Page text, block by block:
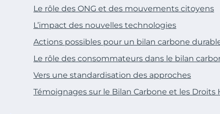
Le rôle des ONG et des mouvements citoyens
L’impact des nouvelles technologies
Actions possibles pour un bilan carbone
Le rôle des consommateurs dans le bilan
Vers une standardisation des approches
Témoignages sur le Bilan Carbone et les Droits